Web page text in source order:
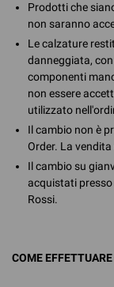
Prodotti che
non saranno
Le calzature
danneggiata,
componenti
non essere
utilizzato
Il cambio non è
Order. La
Il cambio su
acquistati
Rossi.
COME